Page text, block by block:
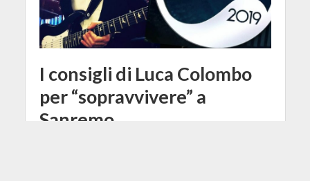
I consigli di Luca Colombo
per “sopravvivere” a
Sanremo